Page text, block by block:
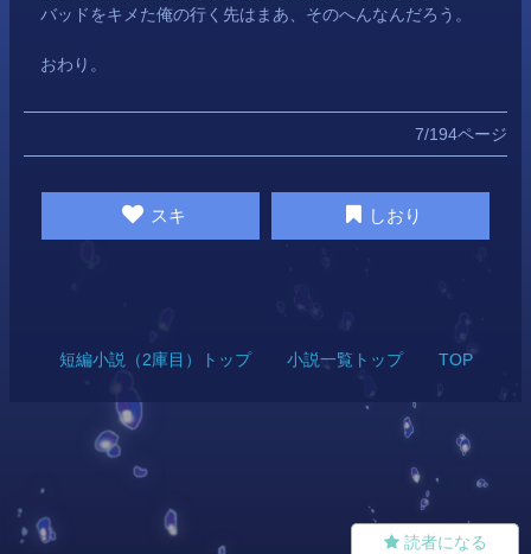
バッドをキメた俺の行く先はまあ、そのへんなんだろう。
おわり。
7/194ページ
スキ しおり
短編小説（2庫目）トップ 小説一覧トップ TOP
読者になる